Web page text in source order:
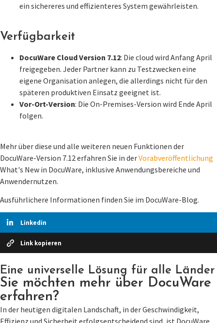
ein sichereres und effizienteres System gewährleisten.
Verfügbarkeit
DocuWare Cloud Version 7.12: Die cloud wird Anfang April
freigegeben. Jeder Partner kann zu Testzwecken eine
eigene Organisation anlegen, die allerdings nicht für den
späteren produktiven Einsatz geeignet ist.
Vor-Ort-Version: Die On-Premises-Version wird Ende April
folgen.
Mehr über diese und alle weiteren neuen Funktionen der
DocuWare-Version 7.12 erfahren Sie in derVorabveröffentlichung
What's New in DocuWare, inklusive Anwendungsbereiche und
Anwendernutzen.
Ausführlichere Informationen finden Sie im DocuWare-Blog.
Linkedin
Link kopieren
Eine universelle Lösung für alle Länder
Sie möchten mehr über DocuWare
erfahren?
In der heutigen digitalen Landschaft, in der Geschwindigkeit,